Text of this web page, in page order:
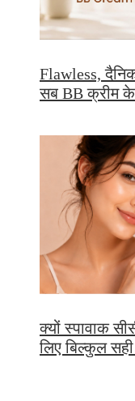
Flawless,
सब BB क्रीम के
क्यों स्पावाक
लिए बिल्कुल